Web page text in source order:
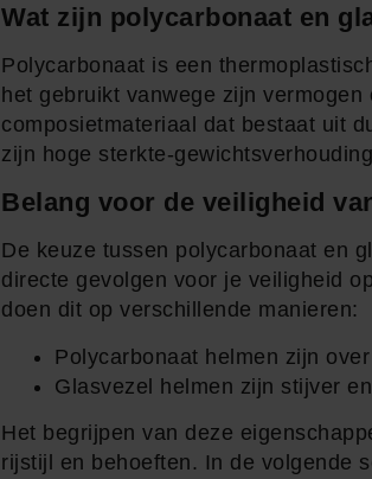
Wat zijn polycarbonaat en
Polycarbonaat is een
het gebruikt vanwege zijn
composietmateriaal dat bestaat uit
zijn hoge sterkte-
Belang voor de veiligheid
De keuze tussen polycarbonaat en
directe gevolgen voor je veiligheid
doen dit op verschillende manieren:
Polycarbonaat helmen zijn
Glasvezel helmen zijn stijver
Het begrijpen van deze
rijstijl en behoeften. In de volgende